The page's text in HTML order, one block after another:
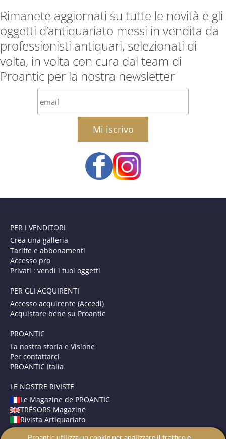
Rimanete aggiornati su tutte le novità e gli
oggetti d’antiquariato messi in vendita da
professionisti antiquari, selezionati di
volta, in volta con cura dal team di
Proantic per la nostra newsletter
email
PER I VENDITORI
Crea una galleria
Tariffe e abbonamenti
Accesso pro
Privati : vendi i tuoi oggetti
PER GLI ACQUIRENTI
Accesso acquirente (Accedi)
Acquistare bene su Proantic
PROANTIC
La nostra storia e Visione
Per contattarci
PROANTIC Italia
LE NOSTRE RIVISTE
Le Magazine de PROANTIC
TRÉSORS Magazine
Rivista Artiquariato
Proantic utilizza un cookie per analizzare il traffico e